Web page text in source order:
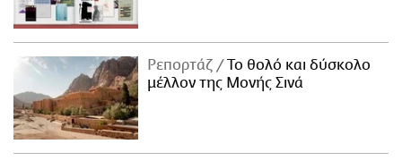
Ρεπορτάζ
Το θολό και δύσκολο
μέλλον της Μονής Σινά